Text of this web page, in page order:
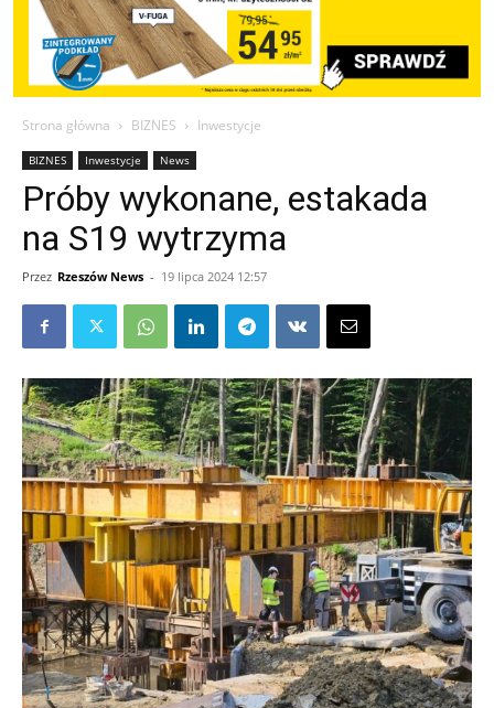
Strona główna BIZNES Inwestycje
BIZNES Inwestycje News
Próby wykonane, estakada
na S19 wytrzyma
Przez Rzeszów News - 19 lipca 2024 12:57